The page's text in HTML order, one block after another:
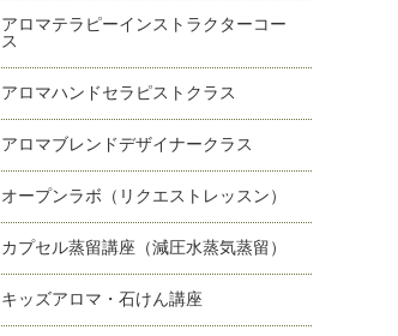
アロマテラピーインストラクターコー
ス
アロマハンドセラピストクラス
アロマブレンドデザイナークラス
オープンラボ（リクエストレッスン）
カプセル蒸留講座（減圧水蒸気蒸留）
キッズアロマ・石けん講座